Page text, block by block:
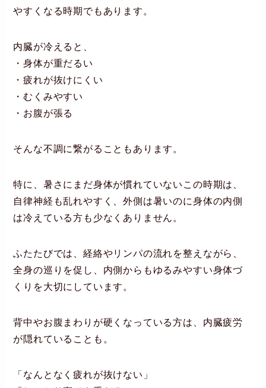
やすくなる時期でもあります。
内臓が冷えると、
・身体が重だるい
・疲れが抜けにくい
・むくみやすい
・お腹が張る
そんな不調に繋がることもあります。
特に、暑さにまだ身体が慣れていないこの時期は、
自律神経も乱れやすく、外側は暑いのに身体の内側
は冷えている方も少なくありません。
ふたたびでは、経絡やリンパの流れを整えながら、
全身の巡りを促し、内側からもゆるみやすい身体づ
くりを大切にしています。
背中やお腹まわりが硬くなっている方は、内臓疲労
が隠れていることも。
「なんとなく疲れが抜けない」